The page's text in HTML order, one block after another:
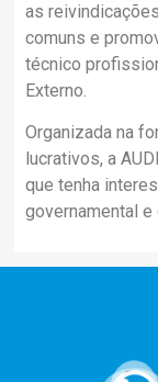
as
comuns e
técnico
Externo.
Organizada na
lucrativos, a
que tenha
governamental